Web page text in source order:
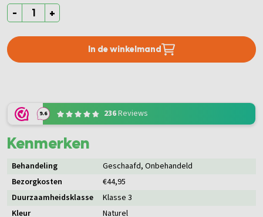
- +
In de winkelmand
9.6 236Reviews
Kenmerken
Behandeling Geschaafd, Onbehandeld
Bezorgkosten
€44,95
Duurzaamheidsklasse
Klasse 3
Kleur
Naturel